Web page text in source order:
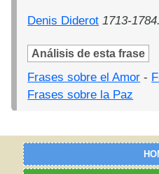
Denis Diderot 1713-
Análisis de esta frase
Frases sobre el Amor -
Frases sobre la Paz